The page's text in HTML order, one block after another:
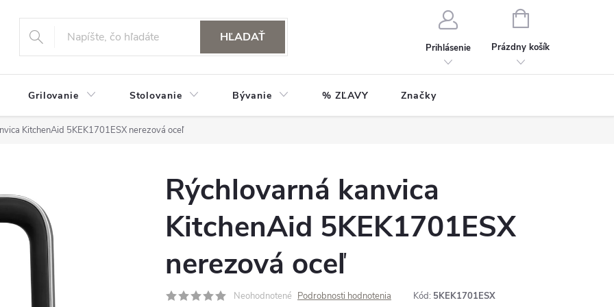
HĽADAŤ
Prihlásenie
NÁKUPNÝ
Prázdny košík
Grilovanie Stolovanie Bývanie % ZĽAVY Značky
KitchenAid 5KEK1701ESX nerezová oceľ
Rýchlovarná kanvica
KitchenAid 5KEK1701ESX
nerezová oceľ
Neohodnotené Podrobnosti hodnotenia Kód: 5KEK1701ESX